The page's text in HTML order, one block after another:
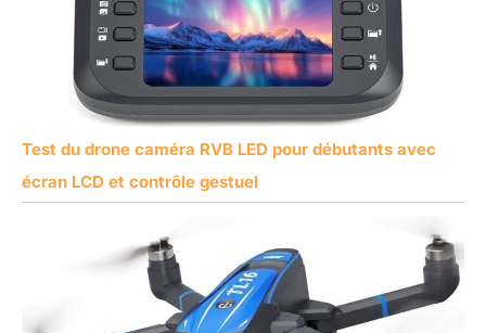
Test du drone caméra RVB LED pour débutants avec
écran LCD et contrôle gestuel